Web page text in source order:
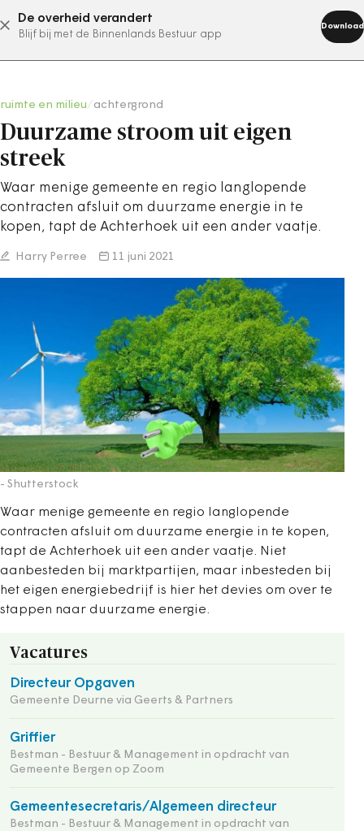
De overheid verandert
Blijf bij met de Binnenlands Bestuur app
Download
abonneer nu
ruimte en milieu achtergrond
Duurzame stroom uit eigen
streek
Waar menige gemeente en regio langlopende
contracten afsluit om duurzame energie in te
kopen, tapt de Achterhoek uit een ander vaatje.
Harry Perree 11 juni 2021
- Shutterstock
Waar menige gemeente en regio langlopende
contracten afsluit om duurzame energie in te kopen,
tapt de Achterhoek uit een ander vaatje. Niet
aanbesteden bij marktpartijen, maar inbesteden bij
het eigen energiebedrijf is hier het devies om over te
stappen naar duurzame energie.
Vacatures
Directeur Opgaven
Gemeente Deurne via Geerts & Partners
Griffier
Bestman - Bestuur & Management in opdracht van
Gemeente Bergen op Zoom
Gemeentesecretaris/Algemeen directeur
Bestman - Bestuur & Management in opdracht van